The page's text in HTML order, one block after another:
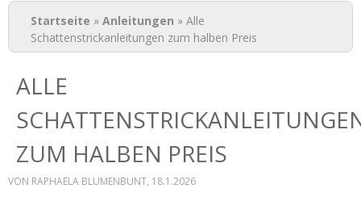
Sie sind hier
Startseite » Anleitungen » Alle
Schattenstrickanleitungen zum halben Preis
ALLE
ZUM HALBEN PREIS
VON RAPHAELA BLUMENBUNT, 18.1.2026